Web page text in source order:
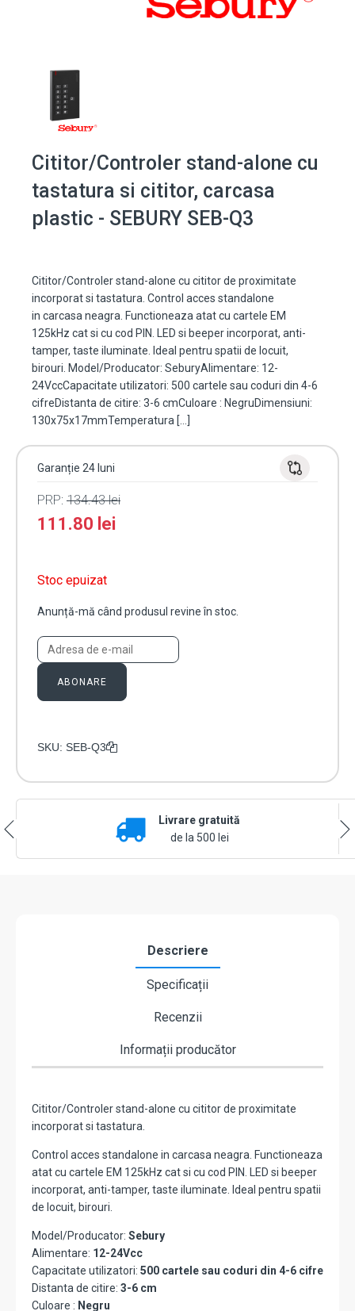
Cititor/Controler stand-alone cu
tastatura si cititor, carcasa
plastic - SEBURY SEB-Q3
Cititor/Controler stand-alone cu cititor de proximitate
incorporat si tastatura. Control acces standalone
in carcasa neagra. Functioneaza atat cu cartele EM
125kHz cat si cu cod PIN. LED si beeper incorporat, anti-
tamper, taste iluminate. Ideal pentru spatii de locuit,
birouri. Model/Producator: SeburyAlimentare: 12-
24VccCapacitate utilizatori: 500 cartele sau coduri din 4-6
cifreDistanta de citire: 3-6 cmCuloare : NegruDimensiuni:
130x75x17mmTemperatura […]
Garanție 24 luni
PRP: 134.43lei
111.80 lei
Stoc epuizat
Anunță-mă când produsul revine în stoc.
ABONARE
SKU: SEB-Q3
Livrare gratuită
de la 500 lei
Descriere
Specificații
Recenzii
Informații producător
Cititor/Controler stand-alone cu cititor de proximitate
incorporat si tastatura.
Control acces standalone in carcasa neagra. Functioneaza
atat cu cartele EM 125kHz cat si cu cod PIN. LED si beeper
incorporat, anti-tamper, taste iluminate. Ideal pentru spatii
de locuit, birouri.
Model/Producator: Sebury
Alimentare: 12-24Vcc
Capacitate utilizatori: 500 cartele sau coduri din 4-6 cifre
Distanta de citire: 3-6 cm
Culoare : Negru